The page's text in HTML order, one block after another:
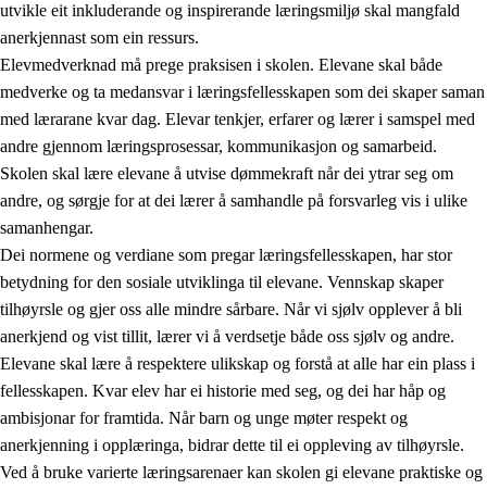
3. Prinsipp for praksisen i skolen
3.1 Eit inkluderande læringsmiljø
3.2 Undervisning og tilpassa opplæring
3.3 Samarbeid mellom heim og skole
3.4 Opplæring i lærebedrift og arbeidsliv
3.5 Profesjonsfellesskap og skoleutvikling
utvikle eit inkluderande og inspirerande læringsmiljø skal mangfald
anerkjennast som ein ressurs.
Elevmedverknad må prege praksisen i skolen. Elevane skal både
medverke og ta medansvar i læringsfellesskapen som dei skaper saman
med lærarane kvar dag. Elevar tenkjer, erfarer og lærer i samspel med
andre gjennom læringsprosessar, kommunikasjon og samarbeid.
Skolen skal lære elevane å utvise dømmekraft når dei ytrar seg om
andre, og sørgje for at dei lærer å samhandle på forsvarleg vis i ulike
samanhengar.
Dei normene og verdiane som pregar læringsfellesskapen, har stor
betydning for den sosiale utviklinga til elevane. Vennskap skaper
tilhøyrsle og gjer oss alle mindre sårbare. Når vi sjølv opplever å bli
anerkjend og vist tillit, lærer vi å verdsetje både oss sjølv og andre.
Elevane skal lære å respektere ulikskap og forstå at alle har ein plass i
fellesskapen. Kvar elev har ei historie med seg, og dei har håp og
ambisjonar for framtida. Når barn og unge møter respekt og
anerkjenning i opplæringa, bidrar dette til ei oppleving av tilhøyrsle.
Ved å bruke varierte læringsarenaer kan skolen gi elevane praktiske og